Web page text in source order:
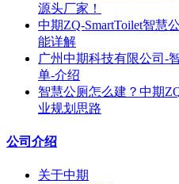
源头厂家！
中期ZQ-SmartToilet智慧
能详解
广州中期科技有限公司-
单-介绍
智慧公厕怎么建？中期
业规划思路
公司介绍
关于中期